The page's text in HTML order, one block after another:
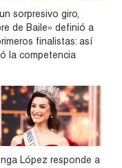
sorpresivo giro,
de Baile» definió a
finalistas: así
la competencia
López responde a